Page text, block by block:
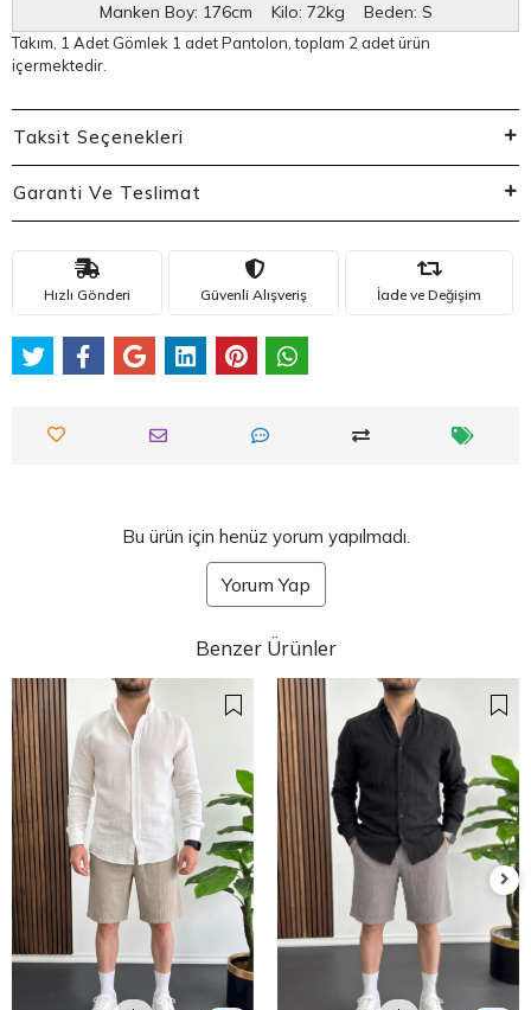
Manken Boy: 176cm Kilo: 72kg Beden: S
Takım, 1 Adet Gömlek 1 adet Pantolon, toplam 2 adet ürün
içermektedir.
Taksit Seçenekleri
Garanti Ve Teslimat
Hızlı Gönderi Güvenli Alışveriş İade ve Değişim
Bu ürün için henüz yorum yapılmadı.
Yorum Yap
Benzer Ürünler